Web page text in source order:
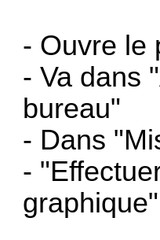
- Ouvre le
- Va dans
bureau"
- Dans
-